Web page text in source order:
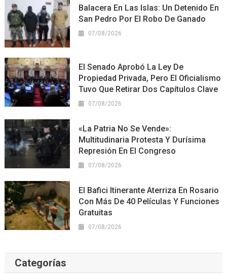
Balacera En Las Islas: Un Detenido En
San Pedro Por El Robo De Ganado
07/08/2026
El Senado Aprobó La Ley De
Propiedad Privada, Pero El Oficialismo
Tuvo Que Retirar Dos Capítulos Clave
07/08/2026
«La Patria No Se Vende»:
Multitudinaria Protesta Y Durísima
Represión En El Congreso
07/08/2026
El Bafici Itinerante Aterriza En Rosario
Con Más De 40 Películas Y Funciones
Gratuitas
07/08/2026
Categorías